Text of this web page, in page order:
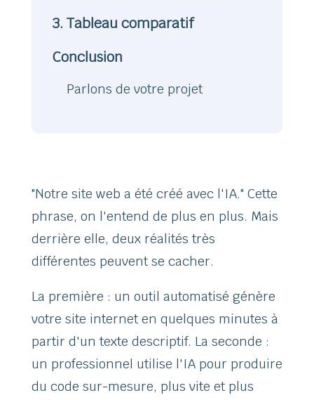
3. Tableau comparatif
Conclusion
Parlons de votre projet
"Notre site web a été créé avec l'IA." Cette
phrase, on l'entend de plus en plus. Mais
derrière elle, deux réalités très
différentes peuvent se cacher.
La première : un outil automatisé génère
votre site internet en quelques minutes à
partir d'un texte descriptif. La seconde :
un professionnel utilise l'IA pour produire
du code sur-mesure, plus vite et plus